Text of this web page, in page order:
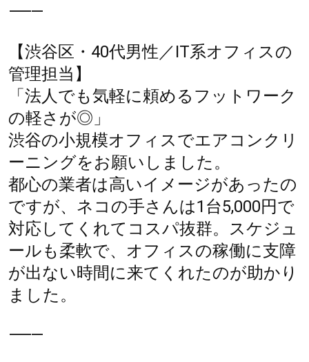
⸻
【渋谷区・40代男性／IT系オフィスの
管理担当】
「法人でも気軽に頼めるフットワーク
の軽さが◎」
渋谷の小規模オフィスでエアコンクリ
ーニングをお願いしました。
都心の業者は高いイメージがあったの
ですが、ネコの手さんは1台5,000円で
対応してくれてコスパ抜群。スケジュ
ールも柔軟で、オフィスの稼働に支障
が出ない時間に来てくれたのが助かり
ました。
⸻